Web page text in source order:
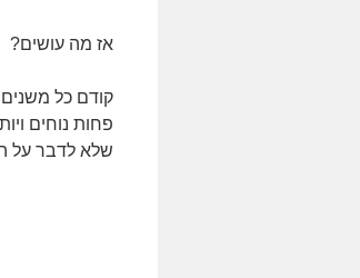
אז מה עושים?
קודם כל
פחות נוחים
שלא לדבר על